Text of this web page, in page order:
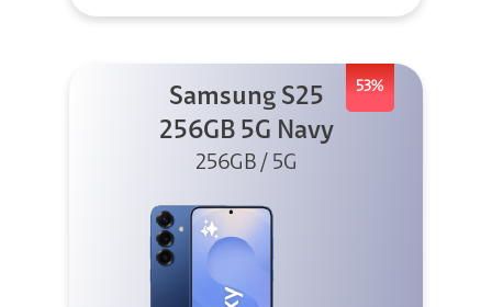
53%
Samsung S25
256GB 5G Navy
256GB / 5G